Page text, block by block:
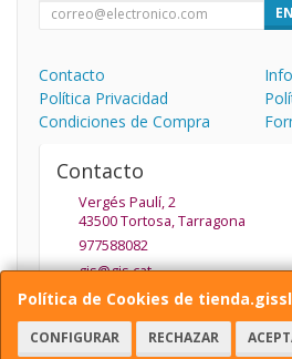
Política de Cookies de
CONFIGURAR RECHAZAR
Contacto
Política Privacidad
Condiciones de Compra
Contacto
Vergés Paulí, 2
43500Tortosa,Tarragona
977588082
gis@gis.cat
Horario